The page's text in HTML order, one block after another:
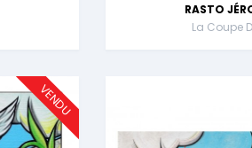
RASTO
La Coupe
VENDU